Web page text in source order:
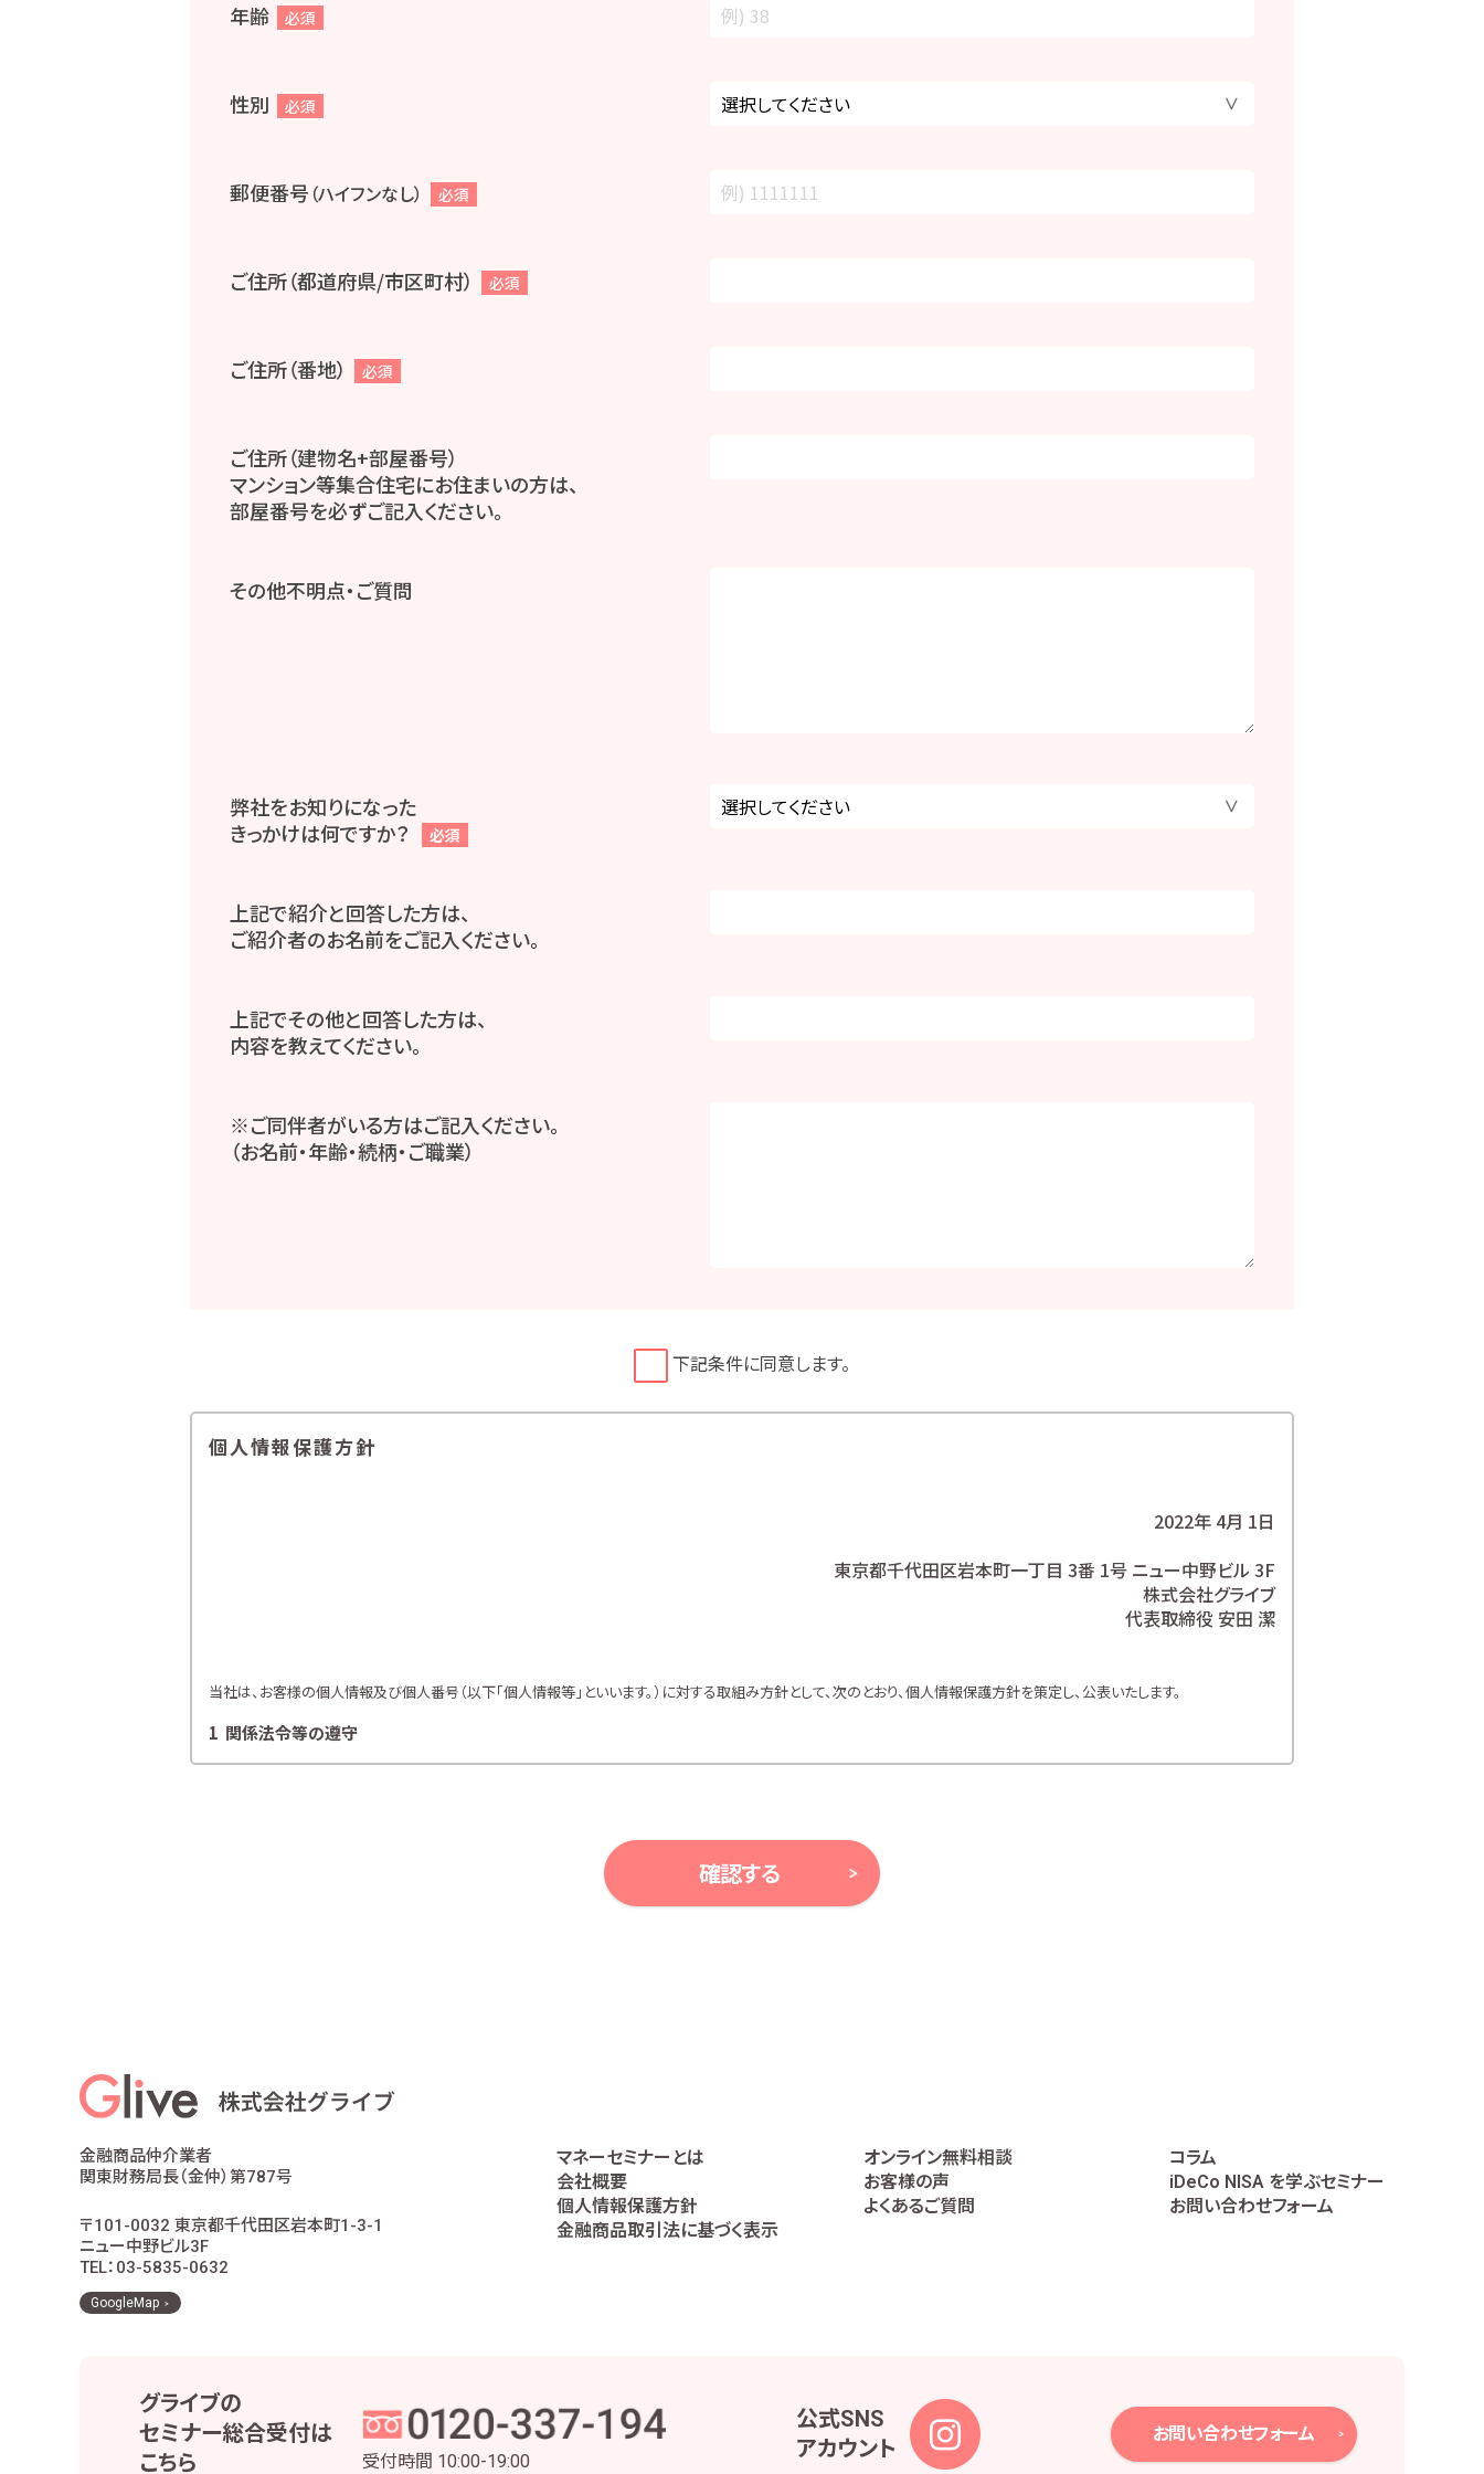
年齢 必須
性別 必須
郵便番号 （ハイフンなし） 必須
ご住所（都道府県/市区町村） 必須
ご住所（番地） 必須
ご住所（建物名+部屋番号）
マンション等集合住宅にお住まいの方は、
部屋番号を必ずご記入ください。
その他不明点・ご質問
弊社をお知りになった
きっかけは何ですか？
必須
上記で紹介と回答した方は、
ご紹介者のお名前をご記入ください。
上記でその他と回答した方は、
内容を教えてください。
※ご同伴者がいる方はご記入ください。
（お名前・年齢・続柄・ご職業）
下記条件に同意します。
個人情報保護方針
2022年 4月 1日
東京都千代田区岩本町一丁目 3番 1号 ニュー中野ビル 3F
株式会社グライブ
代表取締役 安田 潔
当社は、お客様の個人情報及び個人番号（以下「個人情報等」といいます。）に対する取組み方針として、次のとおり、個人情報保護方針を策定し、公表いたします。
1 関係法令等の遵守
当社は、個人情報等の保護に関する関係諸法令、ガイドライン及び、所属金融商品取引業者の社内規程並びにこの個人情報保護方針を遵守いたします。
当社は、お客様の同意を得た場合及び法令等により例外として取り扱われる場合を除き、利用目的の達成に必要な範囲内でお客様の個人情報を取り扱います。
各種セミナー、イベント、キャンペーンの案内、アンケート、各種情報提供を行うため
ライフプランニング、ファイナンシャルプランニング及びこれらに付帯・関連する商品・サービスの案内を行うため
お客様との契約や法律等に基づく権利の行使や義務の履行のため
市場調査、並びにデータ分析やアンケートの実施等による金融商品やサービスの研究や開発のため
他の事業者等から個人情報の処理の全部又は一部について委託された場合等において、委託された当該業務を適切に遂行するため
お取引先との打合せ、情報提供・連絡、お取引先の皆様から委託された業務の遂行等を行うため
当社株主様及び当社株式の管理業務、株主様又は会社による権利の行使・義務の履行、及び法令に基づく書面・記録・データの作成のため
役職員の給与の計算・支払、人事管理業務のため
当社における採用活動、採用後の人事・安全管理及びこれに関連する業務のため
実施するとともに、役職員および委託先の適切な監督を行って参ります。
個人情報・個人データの適正な取扱いのため、法令及びガイドライン所定が定める各対応を実施するに当たっての個人情報保護方針の策定
確認する
金融商品仲介業者
関東財務局長（金仲）第787号
〒101-0032 東京都千代田区岩本町1-3-1
ニュー中野ビル3F
TEL：03-5835-0632
GoogleMap
マネーセミナーとは オンライン無料相談
コラム
会社概要
お客様の声
iDeCo NISA を学ぶセミナー
個人情報保護方針
よくあるご質問
お問い合わせフォーム
金融商品取引法に基づく表示
グライブの
セミナー総合受付は
こちら
受付時間 10:00-19:00
公式SNS
アカウント
お問い合わせフォーム